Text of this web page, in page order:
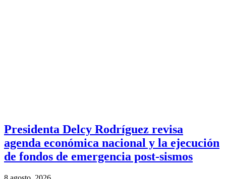
Presidenta Delcy Rodríguez revisa
agenda económica nacional y la ejecución
de fondos de emergencia post-sismos